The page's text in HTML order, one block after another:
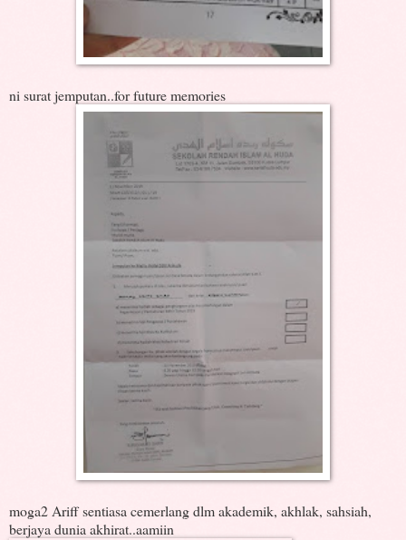
ni surat jemputan..for future memories
moga2 Ariff sentiasa cemerlang dlm akademik, akhlak, sahsiah,
berjaya dunia akhirat..aamiin